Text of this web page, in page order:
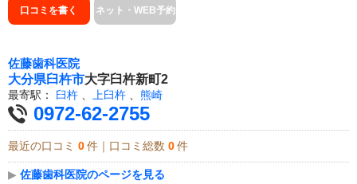
口コミを書く ネット・WEB予約
佐藤歯科医院
大分県臼杵市大字臼杵新町2
最寄駅： 臼杵 上臼杵 熊崎
0972-62-2755
最近の口コミ 0 件｜口コミ総数 0 件
▶ 佐藤歯科医院のページを見る